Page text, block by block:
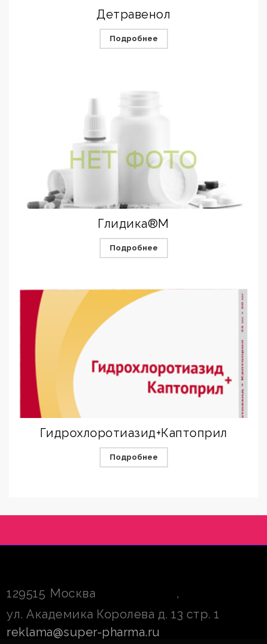
Детравенол
Подробнее
Глидика®М
Подробнее
Гидрохлоротиазид+Каптоприл
Подробнее
129515 Москва
,
ул. Академика Королева д. 13 стр. 1
reklama@super-pharma.ru